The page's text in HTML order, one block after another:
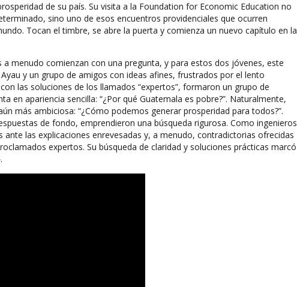
de su país. Su visita a la Foundation for Economic Education no
sino uno de esos encuentros providenciales que ocurren
Tocan el timbre, se abre la puerta y comienza un nuevo capítulo en la
a menudo comienzan con una pregunta, y para estos dos jóvenes, este
y un grupo de amigos con ideas afines, frustrados por el lento
las soluciones de los llamados “expertos”, formaron un grupo de
en apariencia sencilla: “¿Por qué Guatemala es pobre?”. Naturalmente,
más ambiciosa: “¿Cómo podemos generar prosperidad para todos?”.
de fondo, emprendieron una búsqueda rigurosa. Como ingenieros
las explicaciones enrevesadas y, a menudo, contradictorias ofrecidas
expertos. Su búsqueda de claridad y soluciones prácticas marcó